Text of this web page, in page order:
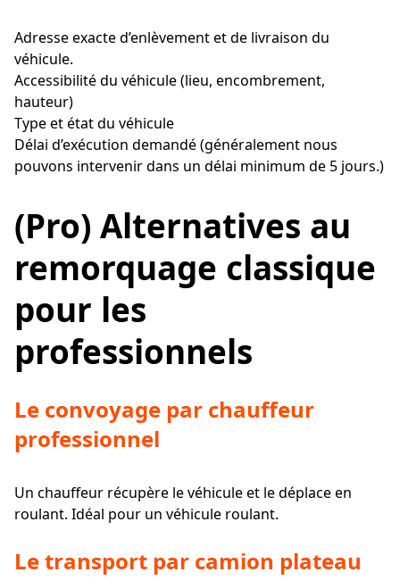
Adresse exacte d’enlèvement et de livraison du
véhicule.
Accessibilité du véhicule (lieu, encombrement,
hauteur)
Type et état du véhicule
Délai d’exécution demandé (généralement nous
pouvons intervenir dans un délai minimum de 5 jours.)
(Pro) Alternatives au
remorquage classique
pour les
professionnels
Le convoyage par chauffeur
professionnel
Un chauffeur récupère le véhicule et le déplace en
roulant. Idéal pour un véhicule roulant.
Le transport par camion plateau